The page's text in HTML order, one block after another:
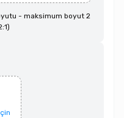
- maksimum boyut 2